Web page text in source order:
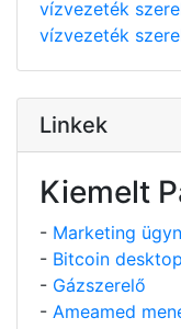
vízvezeték
vízvezeték
Linkek
Kiemelt
- Marketing
- Bitcoin
- Gázszerelő
- Ameamed